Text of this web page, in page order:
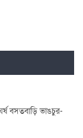
বসতবাড়ি ভাঙচুর-